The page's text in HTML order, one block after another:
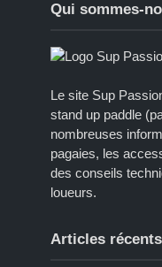
Qui sommes-
Le site Sup
stand up paddle
nombreuses
pagaies, les
des conseils
loueurs.
Articles récents